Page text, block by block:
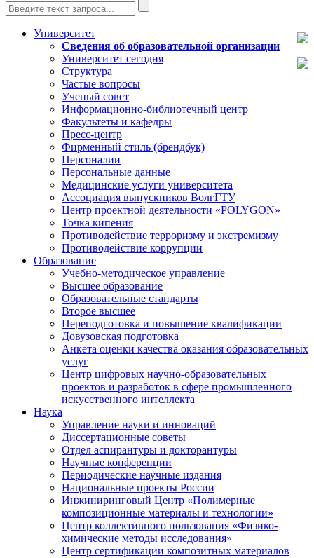
Университет
Сведения об образовательной организации
Университет сегодня
Структура
Частые вопросы
Ученый совет
Информационно-библиотечный центр
Факультеты и кафедры
Пресс-центр
Фирменный стиль (брендбук)
Персоналии
Персональные данные
Медицинские услуги университета
Ассоциация выпускников ВолгГТУ
Центр проектной деятельности «POLYGON»
Точка кипения
Противодействие терроризму и экстремизму
Противодействие коррупции
Образование
Учебно-методическое управление
Высшее образование
Образовательные стандарты
Второе высшее
Переподготовка и повышение квалификации
Довузовская подготовка
Анкета оценки качества оказания образовательных
услуг
Центр цифровых научно-образовательных
проектов и разработок в сфере промышленного
искусственного интеллекта
Наука
Управление науки и инноваций
Диссертационные советы
Отдел аспирантуры и докторантуры
Научные конференции
Периодические научные издания
Национальные проекты России
Инжиниринговый Центр «Полимерные
композиционные материалы и технологии»
Центр коллективного пользования «Физико-
химические методы исследования»
Центр сертификации композитных материалов